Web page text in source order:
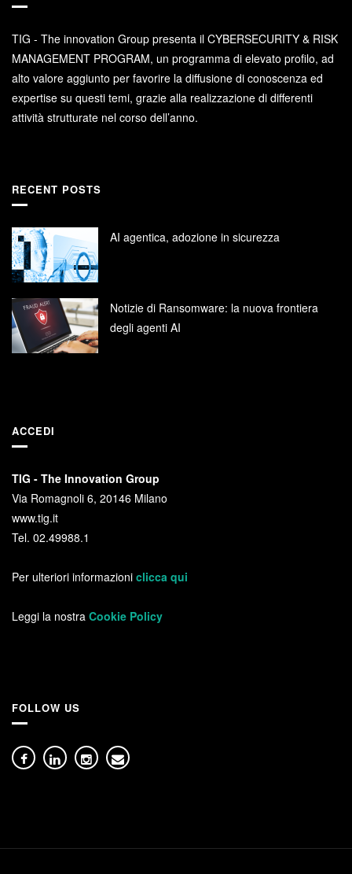
TIG - The innovation Group presenta il CYBERSECURITY & RISK
MANAGEMENT PROGRAM, un programma di elevato profilo, ad
alto valore aggiunto per favorire la diffusione di conoscenza ed
expertise su questi temi, grazie alla realizzazione di differenti
attività strutturate nel corso dell’anno.
RECENT POSTS
AI agentica, adozione in sicurezza
Notizie di Ransomware: la nuova frontiera
degli agenti AI
ACCEDI
TIG - The Innovation Group
Via Romagnoli 6, 20146 Milano
www.tig.it
Tel. 02.49988.1
Per ulteriori informazioni clicca qui
Leggi la nostra Cookie Policy
FOLLOW US